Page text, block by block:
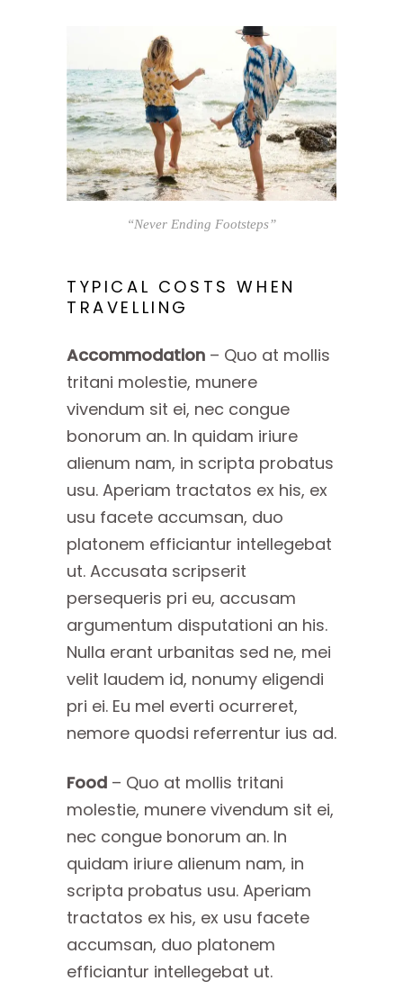
“Never Ending Footsteps”
TYPICAL COSTS WHEN
TRAVELLING
Accommodation – Quo at mollis
tritani molestie, munere
vivendum sit ei, nec congue
bonorum an. In quidam iriure
alienum nam, in scripta probatus
usu. Aperiam tractatos ex his, ex
usu facete accumsan, duo
platonem efficiantur intellegebat
ut. Accusata scripserit
persequeris pri eu, accusam
argumentum disputationi an his.
Nulla erant urbanitas sed ne, mei
velit laudem id, nonumy eligendi
pri ei. Eu mel everti ocurreret,
nemore quodsi referrentur ius ad.
Food – Quo at mollis tritani
molestie, munere vivendum sit ei,
nec congue bonorum an. In
quidam iriure alienum nam, in
scripta probatus usu. Aperiam
tractatos ex his, ex usu facete
accumsan, duo platonem
efficiantur intellegebat ut.